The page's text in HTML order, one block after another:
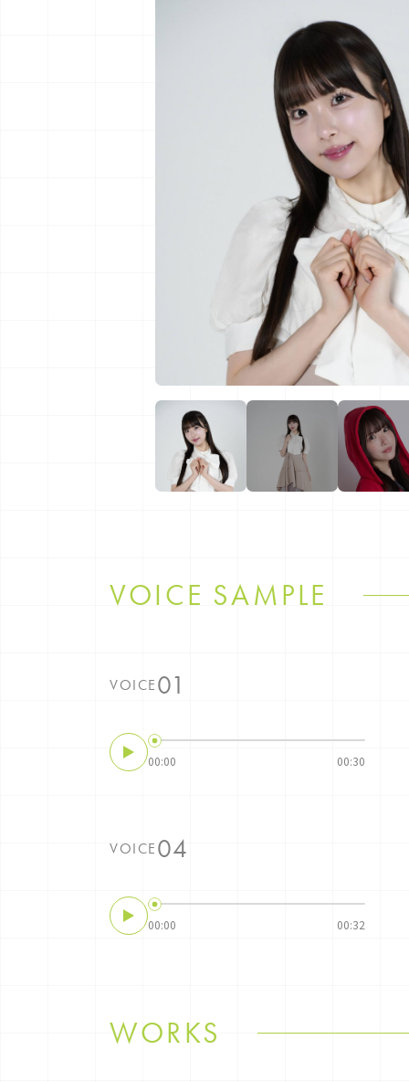
VOICE SAMPLE
VOICE
00:00 00:30
VOICE
00:00 00:32
WORKS